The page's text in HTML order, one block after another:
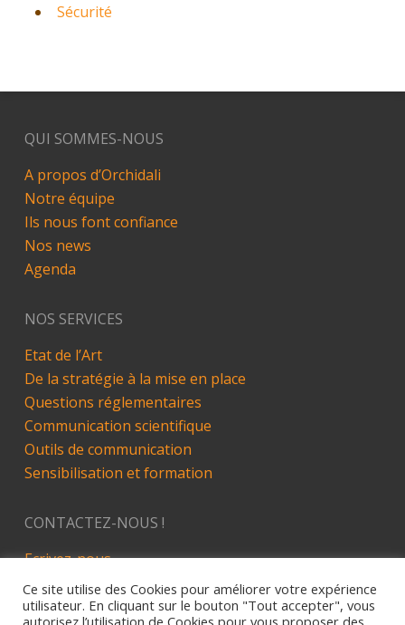
Sécurité
QUI SOMMES-NOUS
A propos d’Orchidali
Notre équipe
Ils nous font confiance
Nos news
Agenda
NOS SERVICES
Etat de l’Art
De la stratégie à la mise en place
Questions réglementaires
Communication scientifique
Outils de communication
Sensibilisation et formation
CONTACTEZ-NOUS !
Ecrivez-nous
LinkedIn
Ce site utilise des Cookies pour améliorer votre expérience
utilisateur. En cliquant sur le bouton "Tout accepter", vous
autorisez l’utilisation de Cookies pour vous proposer des